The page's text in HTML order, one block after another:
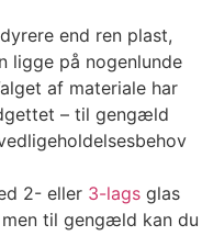
end ren plast,
ligge på nogenlunde
af materiale har
– til gengæld
2- eller 3-lags glas
til gengæld kan du